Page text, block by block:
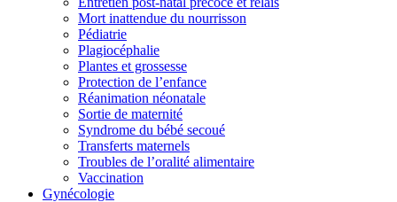
Mort inattendue du nourrisson
Pédiatrie
Plagiocéphalie
Plantes et grossesse
Protection de l’enfance
Réanimation néonatale
Sortie de maternité
Syndrome du bébé secoué
Transferts maternels
Troubles de l’oralité alimentaire
Vaccination
Gynécologie